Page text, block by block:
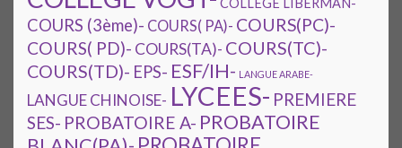
COLLÈGE LIBERMAN-
COURS (3ème)- COURS( PA)- COURS(PC)-
COURS( PD)- COURS(TA)- COURS(TC)-
COURS(TD)- EPS- ESF/IH- LANGUE ARABE-
LANGUE CHINOISE- LYCEES- PREMIERE
SES- PROBATOIRE A- PROBATOIRE